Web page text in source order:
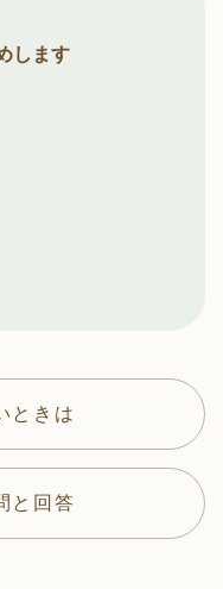
します
ときは
と回答